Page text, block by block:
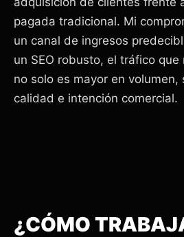
pagada tradicional. Mi
un canal de ingresos
un SEO robusto, el tráfico
no solo es mayor en volumen,
calidad e intención comercial.
¿CÓMO